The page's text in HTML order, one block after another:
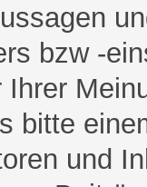
bzw -
Ihrer
bitte
und